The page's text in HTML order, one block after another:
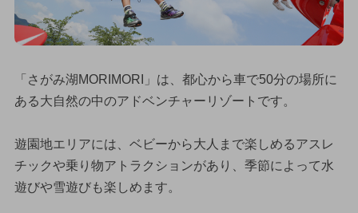
「さがみ湖MORIMORI」は、都心から車で50分の場所に
ある大自然の中のアドベンチャーリゾートです。
遊園地エリアには、ベビーから大人まで楽しめるアスレ
チックや乗り物アトラクションがあり、季節によって水
遊びや雪遊びも楽しめます。